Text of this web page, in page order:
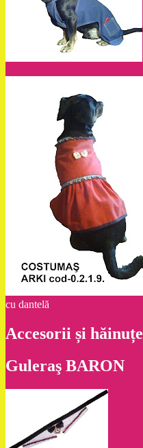
cu dantelă
Accesorii și hăinuțe
Guleraş BARON